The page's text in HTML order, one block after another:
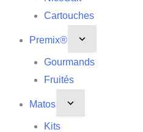
Cartouches
Premix®
Gourmands
Fruités
Matos
Kits